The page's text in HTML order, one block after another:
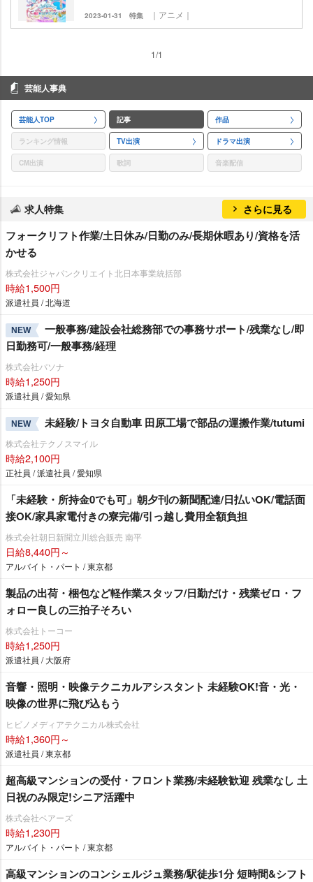
2023-01-31 特集 ｜アニメ｜
1/1
芸能人事典
芸能人TOP 記事 作品
ランキング情報 TV出演 ドラマ出演
CM出演 歌詞 音楽配信
求人特集 さらに見る
フォークリフト作業/土日休み/日勤のみ/長期休暇あり/資格を活
かせる
株式会社ジャパンクリエイト北日本事業統括部
時給1,500円
派遣社員 / 北海道
NEW
一般事務/建設会社総務部での事務サポート/残業なし/即
日勤務可/一般事務/経理
株式会社パソナ
時給1,250円
派遣社員 / 愛知県
NEW 未経験/トヨタ自動車 田原工場で部品の運搬作業/tutumi
株式会社テクノスマイル
時給2,100円
正社員 / 派遣社員 / 愛知県
「未経験・所持金0でも可」朝夕刊の新聞配達/日払いOK/電話面
接OK/家具家電付きの寮完備/引っ越し費用全額負担
株式会社朝日新聞立川総合販売 南平
日給8,440円～
アルバイト・パート / 東京都
製品の出荷・梱包など軽作業スタッフ/日勤だけ・残業ゼロ・フ
ォロー良しの三拍子そろい
株式会社トーコー
時給1,250円
派遣社員 / 大阪府
音響・照明・映像テクニカルアシスタント 未経験OK!音・光・
映像の世界に飛び込もう
ヒビノメディアテクニカル株式会社
時給1,360円～
派遣社員 / 東京都
超高級マンションの受付・フロント業務/未経験歓迎 残業なし 土
日祝のみ限定!シニア活躍中
株式会社ベアーズ
時給1,230円
アルバイト・パート / 東京都
高級マンションのコンシェルジュ業務/駅徒歩1分 短時間&シフト